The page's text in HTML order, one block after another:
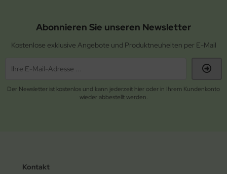
Abonnieren Sie unseren Newsletter
Kostenlose exklusive Angebote und Produktneuheiten per E-Mail
Der Newsletter ist kostenlos und kann jederzeit hier oder in Ihrem Kundenkonto
wieder abbestellt werden.
Kontakt